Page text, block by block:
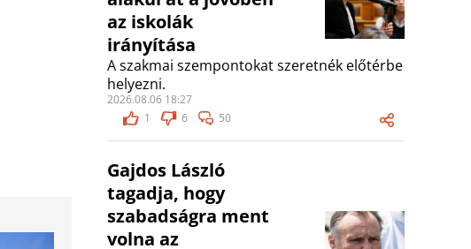
az iskolák
irányítása
A szakmai szempontokat szeretnék előtérbe
helyezni.
2026.08.06 18:27
1
6 50
Gajdos László
tagadja, hogy
szabadságra ment
volna az